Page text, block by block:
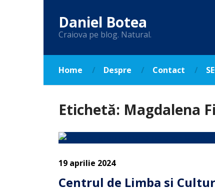
Daniel Botea
Craiova pe blog. Natural.
Home Despre Contact
Etichetă: Magdalena
19 aprilie 2024
Centrul de Limba si